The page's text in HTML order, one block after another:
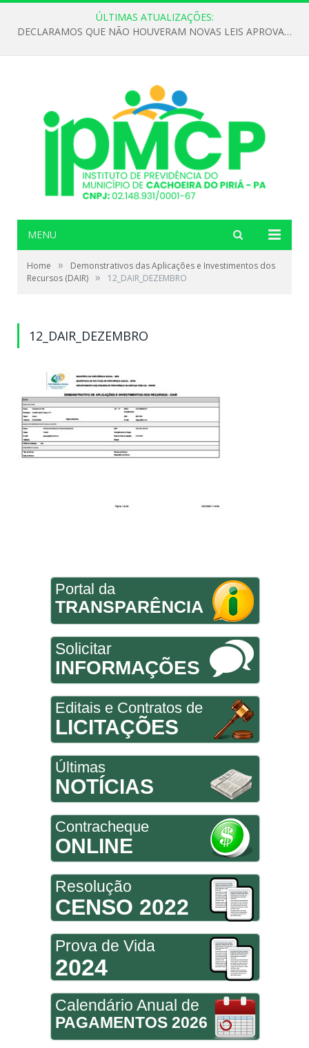
ÚLTIMAS ATUALIZAÇÕES:
DECLARAMOS QUE NÃO HOUVERAM NOVAS LEIS APROVADAS ATÉ O MOMENTO PARA O INSTITUTO DE PREVIDÊNCIA NO ANO DE 2026
MENU
Home »
Demonstrativos das Aplicações e Investimentos dos
Recursos (DAIR) » 12_DAIR_DEZEMBRO
12_DAIR_DEZEMBRO
Portal da
TRANSPARÊNCIA
Solicitar
INFORMAÇÕES
Editais e Contratos de
LICITAÇÕES
Últimas
NOTÍCIAS
Contracheque
ONLINE
Resolução
CENSO 2022
Prova de Vida
2024
Calendário Anual de
PAGAMENTOS 2026